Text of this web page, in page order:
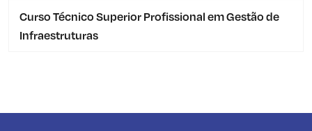
Curso Técnico Superior Profissional em Gestão de
Infraestruturas